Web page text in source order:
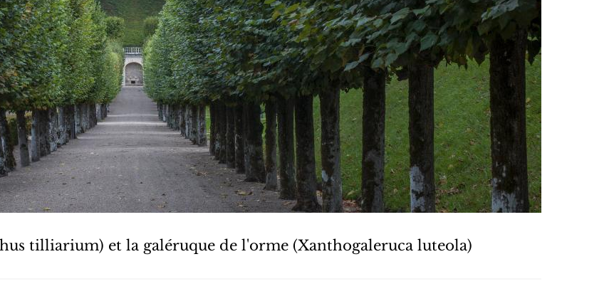
tilliarium) et la galéruque de l'orme (Xanthogaleruca luteola)